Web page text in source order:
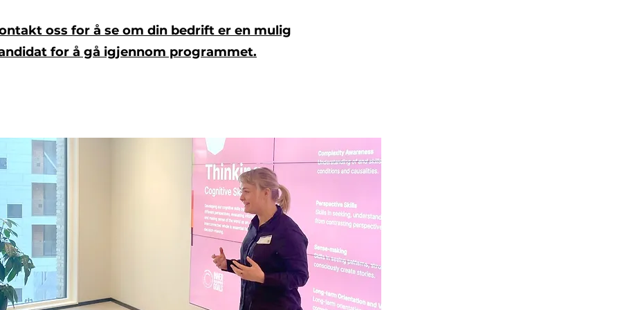
oss for å se om din bedrift er en mulig
for å gå igjennom programmet.